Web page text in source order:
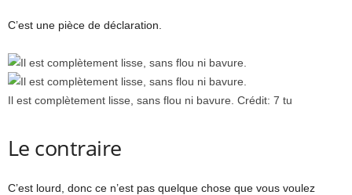
C’est une pièce de déclaration.
Il est complètement lisse, sans flou ni bavure. Crédit: 7 tu
Le contraire
C’est lourd, donc ce n’est pas quelque chose que vous voulez